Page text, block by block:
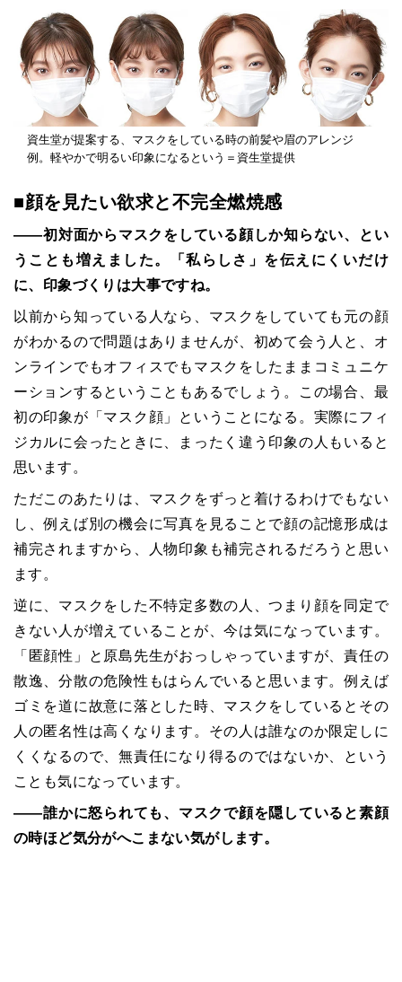
資生堂が提案する、マスクをしている時の前髪や眉のアレンジ
例。軽やかで明るい印象になるという＝資生堂提供
■顔を見たい欲求と不完全燃焼感
――初対面からマスクをしている顔しか知らない、とい
うことも増えました。「私らしさ」を伝えにくいだけ
に、印象づくりは大事ですね。
以前から知っている人なら、マスクをしていても元の顔
がわかるので問題はありませんが、初めて会う人と、オ
ンラインでもオフィスでもマスクをしたままコミュニケ
ーションするということもあるでしょう。この場合、最
初の印象が「マスク顔」ということになる。実際にフィ
ジカルに会ったときに、まったく違う印象の人もいると
思います。
ただこのあたりは、マスクをずっと着けるわけでもない
し、例えば別の機会に写真を見ることで顔の記憶形成は
補完されますから、人物印象も補完されるだろうと思い
ます。
逆に、マスクをした不特定多数の人、つまり顔を同定で
きない人が増えていることが、今は気になっています。
「匿顔性」と原島先生がおっしゃっていますが、責任の
散逸、分散の危険性もはらんでいると思います。例えば
ゴミを道に故意に落とした時、マスクをしているとその
人の匿名性は高くなります。その人は誰なのか限定しに
くくなるので、無責任になり得るのではないか、という
ことも気になっています。
――誰かに怒られても、マスクで顔を隠していると素顔
の時ほど気分がへこまない気がします。